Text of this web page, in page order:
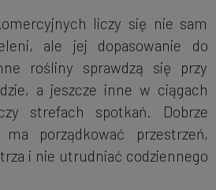
liczy się nie sam
ale jej dopasowanie do
rośliny sprawdzą się przy
a jeszcze inne w ciągach
strefach spotkań. Dobrze
ma porządkować przestrzeń,
i nie utrudniać codziennego